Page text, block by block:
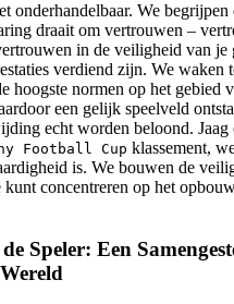
onderhandelbaar. We begrijpen
draait om vertrouwen –
in de veiligheid van je
verdiend zijn. We waken
hoogste normen op het gebied
een gelijk speelveld
echt worden beloond. Jaag
Football Cup klassement,
is. We bouwen de
kunt concentreren op het
Speler: Een